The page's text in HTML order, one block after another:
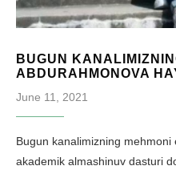
BUGUN
ABDURAHMONOVA
June 11, 2021
Bugun kanalimizning mehmoni
akademik almashinuv dasturi